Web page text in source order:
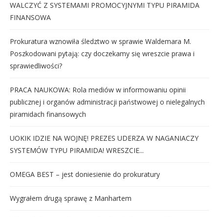
WALCZYĆ Z SYSTEMAMI PROMOCYJNYMI TYPU PIRAMIDA
FINANSOWA
Prokuratura wznowiła śledztwo w sprawie Waldemara M.
Poszkodowani pytają: czy doczekamy się wreszcie prawa i
sprawiedliwości?
PRACA NAUKOWA: Rola mediów w informowaniu opinii
publicznej i organów administracji państwowej o nielegalnych
piramidach finansowych
UOKIK IDZIE NA WOJNĘ! PREZES UDERZA W NAGANIACZY
SYSTEMÓW TYPU PIRAMIDA! WRESZCIE...
OMEGA BEST – jest doniesienie do prokuratury
Wygrałem drugą sprawę z Manhartem